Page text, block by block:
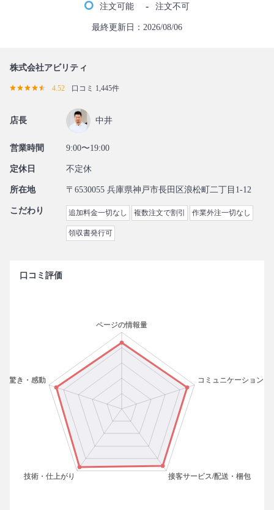
注文可能 - 注文不可
最終更新日：2026/08/06
株式会社アビリティ
4.52 口コミ 1,445件
店長 中井
営業時間 9:00〜19:00
定休日 不定休
所在地 〒6530055 兵庫県神戸市長田区浪松町二丁目1-12
こだわり 追加料金一切なし 複数注文で割引 作業外注一切なし
領収書発行可
口コミ評価